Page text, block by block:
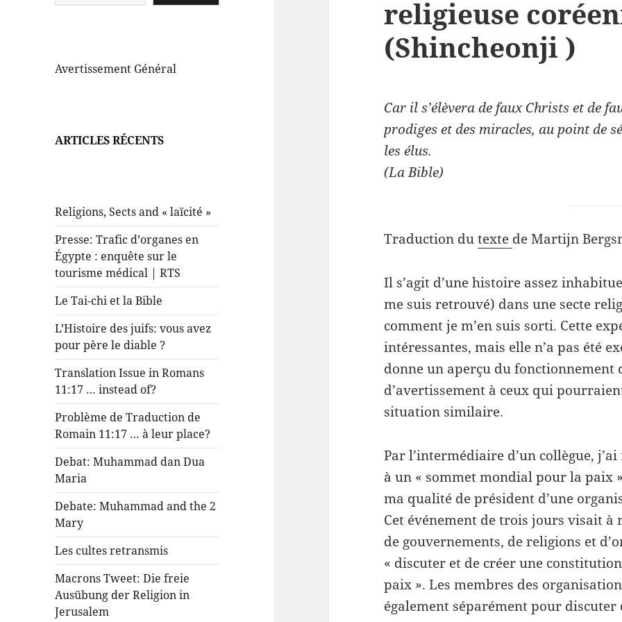
Avertissement Général
ARTICLES RÉCENTS
Religions, Sects and « laïcité »
Presse: Trafic d’organes en
Égypte : enquête sur le
tourisme médical | RTS
Le Tai-chi et la Bible
L’Histoire des juifs: vous avez
pour père le diable ?
Translation Issue in Romans
11:17 … instead of?
Problème de Traduction de
Romain 11:17 … à leur place?
Debat: Muhammad dan Dua
Maria
Debate: Muhammad and the 2
Mary
Les cultes retransmis
Macrons Tweet: Die freie
Ausübung der Religion in
Jerusalem
religieuse
(Shincheonji )
Car il s’élèvera de faux Christs et de
prodiges et des miracles, au point de
les élus.
(La Bible)
Traduction dutexte de Martijn
Il s’agit d’une histoire assez
me suis retrouvé) dans une secte
comment je m’en suis sorti. Cette
intéressantes, mais elle n’a pas été
donne un aperçu du fonctionnement
d’avertissement à ceux qui
situation similaire.
Par l’intermédiaire d’un collègue,
à un « sommet mondial pour la paix
ma qualité de président d’une
Cet événement de trois jours visait à
de gouvernements, de religions et
« discuter et de créer une
paix ». Les membres des
également séparément pour